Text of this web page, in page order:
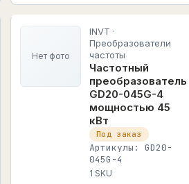
Нет фото
INVT ·
Преобразователи
частоты
Частотный
преобразователь
GD20-045G-4
мощностью 45
кВт
Под заказ
Артикулы: GD20-
045G-4
1 SKU